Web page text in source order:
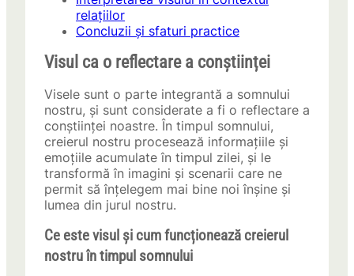
relațiilor
Concluzii și sfaturi practice
Visul ca o reflectare a conștiinței
Visele sunt o parte integrantă a somnului
nostru, și sunt considerate a fi o reflectare a
conștiinței noastre. În timpul somnului,
creierul nostru procesează informațiile și
emoțiile acumulate în timpul zilei, și le
transformă în imagini și scenarii care ne
permit să înțelegem mai bine noi înșine și
lumea din jurul nostru.
Ce este visul și cum funcționează creierul
nostru în timpul somnului